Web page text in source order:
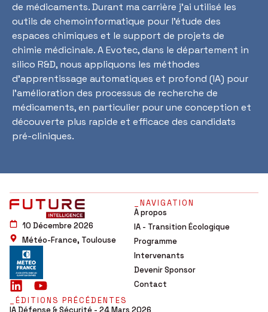
de médicaments. Durant ma carrière j’ai utilisé les
outils de chemoinformatique pour l’étude des
espaces chimiques et le support de projets de
chimie médicinale. A Evotec, dans le département in
silico R&D, nous appliquons les méthodes
d’apprentissage automatiques et profond (IA) pour
l’amélioration des processus de recherche de
médicaments, en particulier pour une conception et
découverte plus rapide et efficace des candidats
pré-cliniques.
10 Décembre 2026
Météo-France, Toulouse
_NAVIGATION
À propos
IA - Transition Écologique
Programme
Intervenants
Devenir Sponsor
Contact
_ÉDITIONS PRÉCÉDENTES